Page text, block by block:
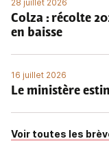
28 juillet 2026
Colza : récolte
en baisse
16 juillet 2026
Le ministère
Voir toutes les